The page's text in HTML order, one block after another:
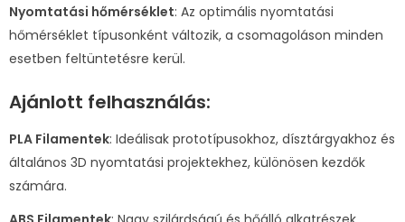
Nyomtatási hőmérséklet: Az optimális nyomtatási
hőmérséklet típusonként változik, a csomagoláson minden
esetben feltüntetésre kerül.
Ajánlott felhasználás:
PLA Filamentek: Ideálisak prototípusokhoz, dísztárgyakhoz és
általános 3D nyomtatási projektekhez, különösen kezdők
számára.